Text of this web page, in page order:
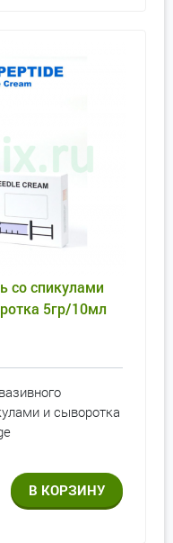
со спикулами
5гр/10мл
и сыворотка